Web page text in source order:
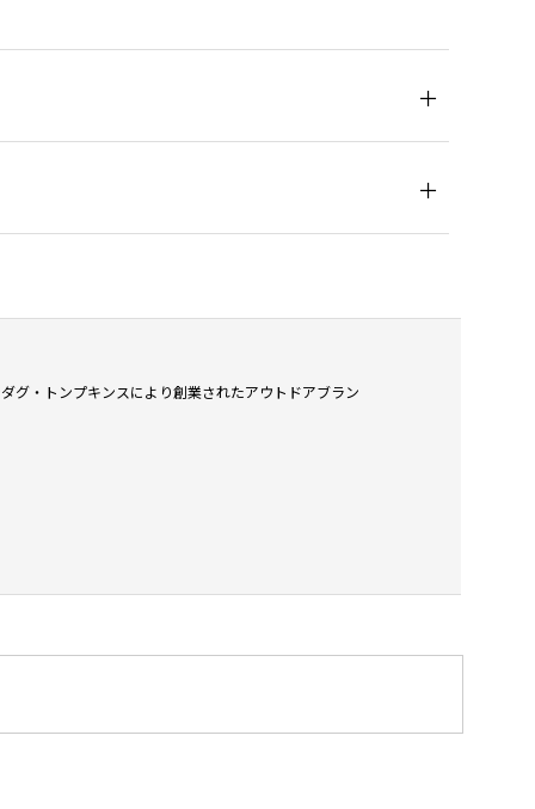
グ・トンプキンスにより創業されたアウトドアブラン